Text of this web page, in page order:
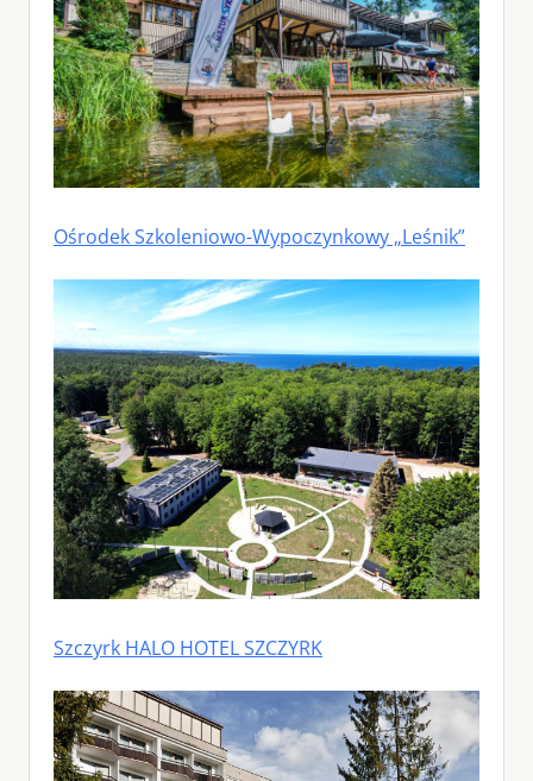
Ośrodek Szkoleniowo-Wypoczynkowy „Leśnik”
Szczyrk HALO HOTEL SZCZYRK